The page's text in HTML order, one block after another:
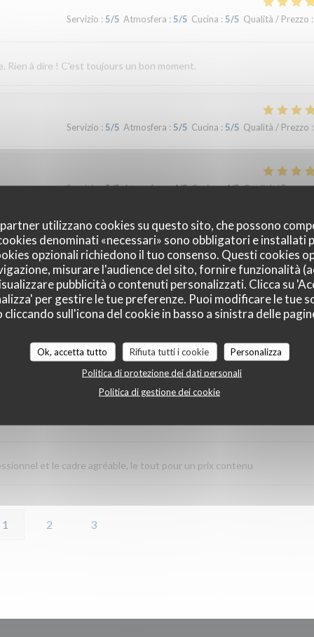
utilizzano cookies su questo sito, che possono
denominati «necessari» sono obbligatori e installati
opzionali richiedono il tuo consenso. Questi cookies
misurare l'audience del sito, fornire funzionalità
pubblicità o contenuti personalizzati. Clicca su
per gestire le tue preferenze. Puoi modificare le tue
cliccando sull'icona del cookie in basso a sinistra delle
Ok, accetta tutto Rifiuta tutti i cookie
Personalizza
Politica di protezione dei dati personali
Politica di gestione dei cookie
Servizio : 5/5 Atmosfera : 5/5 Cucina : 5/5 Qualità / Prezzo :
Rien à dire ! C'est toujours un bon moment.
Servizio : 5/5 Atmosfera : 5/5 Cucina : 5/5 Qualità / Prezzo :
Servizio:5/5 Atmosfera:4/5 Cucina:4/5 Qualità / Prezzo:
Servizio : /5 Atmosfera Cucina:5 Qualità / Prezzo :
Servizio: 5/5 Atmosfera: 4/5 Cucina:5/5 Qualità / Prezzo:
et le cadre agréable, le tout pour un prix contenu
1 2 3